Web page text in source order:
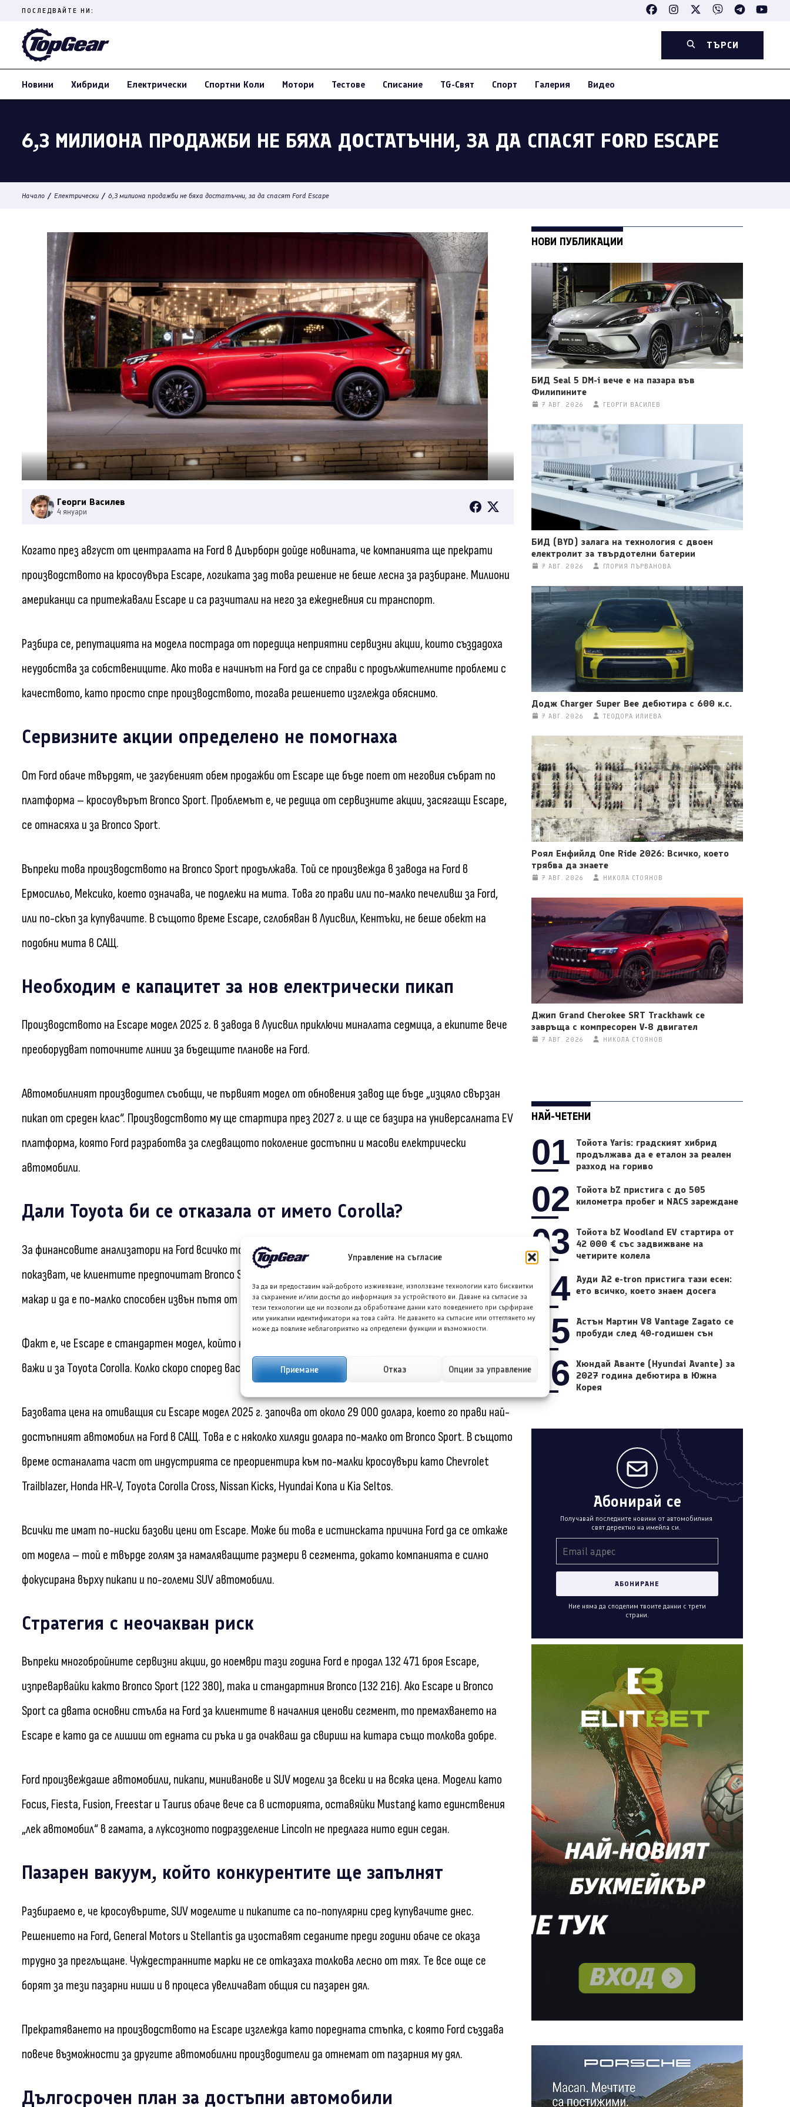
Управление на съгласие
За да ви предоставим най-доброто изживяване, използваме технологии като бисквитки
за съхранение и/или достъп до информация за устройството ви. Даване на съгласие за
тези технологии ще ни позволи да обработваме данни като поведението при сърфиране
или уникални идентификатори на това сайта. Не даването на съгласие или оттеглянето му
може да повлияе неблагоприятно на определени функции и възможности.
Приемане Отказ Опции за управление
content
(Press
ПОСЛЕДВАЙТЕ НИ:
ТЪРСИ
Новини Хибриди Електрически Спортни Коли Мотори Тестове Списание TG-Свят Спорт Галерия Видео
6,3 МИЛИОНА ПРОДАЖБИ НЕ БЯХА ДОСТАТЪЧНИ, ЗА ДА СПАСЯТ FORD ESCAPE
Начало / Електрически / 6,3 милиона продажби не бяха достатъчни, за да спасят Ford Escape
Георги Василев
4 януари
Когато през август от централата на Ford в Диърборн дойде новината, че компанията ще прекрати
производството на кросоувъра Escape, логиката зад това решение не беше лесна за разбиране. Милиони
американци са притежавали Escape и са разчитали на него за ежедневния си транспорт.
Разбира се, репутацията на модела пострада от поредица неприятни сервизни акции, които създадоха
неудобства за собствениците. Ако това е начинът на Ford да се справи с продължителните проблеми с
качеството, като просто спре производството, тогава решението изглежда обяснимо.
Сервизните акции определено не помогнаха
От Ford обаче твърдят, че загубеният обем продажби от Escape ще бъде поет от неговия събрат по
платформа – кросоувърът Bronco Sport. Проблемът е, че редица от сервизните акции, засягащи Escape,
се отнасяха и за Bronco Sport.
Въпреки това производството на Bronco Sport продължава. Той се произвежда в завода на Ford в
Ермосильо, Мексико, което означава, че подлежи на мита. Това го прави или по-малко печеливш за Ford,
или по-скъп за купувачите. В същото време Escape, сглобяван в Луисвил, Кентъки, не беше обект на
подобни мита в САЩ.
Необходим е капацитет за нов електрически пикап
Производството на Escape модел 2025 г. в завода в Луисвил приключи миналата седмица, а екипите вече
преоборудват поточните линии за бъдещите планове на Ford.
Автомобилният производител съобщи, че първият модел от обновения завод ще бъде „изцяло свързан
пикап от среден клас“. Производството му ще стартира през 2027 г. и ще се базира на универсалната EV
платформа, която Ford разработва за следващото поколение достъпни и масови електрически
автомобили.
Дали Toyota би се отказала от името Corolla?
За финансовите анализатори на Ford всичко това вероятно има смисъл. Демографските данни вероятно
показват, че клиентите предпочитат Bronco Sport, защото е по-стилен и носи наследството на Bronco,
макар и да е по-малко способен извън пътя от истинския Bronco с рама.
Факт е, че Escape е стандартен модел, който не предизвиква особени емоции в шоурума, но същото
важи и за Toyota Corolla. Колко скоро според вас Toyota би се отказала от името Corolla?
Базовата цена на отиващия си Escape модел 2025 г. започва от около 29 000 долара, което го прави най-
достъпният автомобил на Ford в САЩ. Това е с няколко хиляди долара по-малко от Bronco Sport. В същото
време останалата част от индустрията се преориентира към по-малки кросоувъри като Chevrolet
Trailblazer, Honda HR-V, Toyota Corolla Cross, Nissan Kicks, Hyundai Kona и Kia Seltos.
Всички те имат по-ниски базови цени от Escape. Може би това е истинската причина Ford да се откаже
от модела – той е твърде голям за намаляващите размери в сегмента, докато компанията е силно
фокусирана върху пикапи и по-големи SUV автомобили.
Стратегия с неочакван риск
Въпреки многобройните сервизни акции, до ноември тази година Ford е продал 132 471 броя Escape,
изпреварвайки както Bronco Sport (122 380), така и стандартния Bronco (132 216). Ако Escape и Bronco
Sport са двата основни стълба на Ford за клиентите в началния ценови сегмент, то премахването на
Escape е като да се лишиш от едната си ръка и да очакваш да свириш на китара също толкова добре.
Ford произвеждаше автомобили, пикапи, миниванове и SUV модели за всеки и на всяка цена. Модели като
Focus, Fiesta, Fusion, Freestar и Taurus обаче вече са в историята, оставяйки Mustang като единствения
„лек автомобил“ в гамата, а луксозното подразделение Lincoln не предлага нито един седан.
Пазарен вакуум, който конкурентите ще запълнят
Разбираемо е, че кросоувърите, SUV моделите и пикапите са по-популярни сред купувачите днес.
Решението на Ford, General Motors и Stellantis да изоставят седаните преди години обаче се оказа
трудно за преглъщане. Чуждестранните марки не се отказаха толкова лесно от тях. Те все още се
борят за тези пазарни ниши и в процеса увеличават общия си пазарен дял.
Прекратяването на производството на Escape изглежда като поредната стъпка, с която Ford създава
повече възможности за другите автомобилни производители да отнемат от пазарния му дял.
Дългосрочен план за достъпни автомобили
НОВИ ПУБЛИКАЦИИ
БИД Seal 5 DM-i вече е на пазара във
Филипините
7 АВГ. 2026 ГЕОРГИ ВАСИЛЕВ
БИД (BYD) залага на технология с двоен
електролит за твърдотелни батерии
7 АВГ. 2026 ГЛОРИЯ ПЪРВАНОВА
Додж Charger Super Bee дебютира с 600 к.с.
7 АВГ. 2026 ТЕОДОРА ИЛИЕВА
Роял Енфийлд One Ride 2026: Всичко, което
трябва да знаете
7 АВГ. 2026 НИКОЛА СТОЯНОВ
Джип Grand Cherokee SRT Trackhawk се
завръща с компресорен V-8 двигател
7 АВГ. 2026 НИКОЛА СТОЯНОВ
НАЙ-ЧЕТЕНИ
01
Тойота Yaris: градският хибрид
продължава да е еталон за реален
разход на гориво
02
Тойота bZ пристига с до 505
километра пробег и NACS зареждане
03
Тойота bZ Woodland EV стартира от
42 000 € със задвижване на
четирите колела
04 Ауди A2 e-tron пристига тази есен:
ето всичко, което знаем досега
05
Астън Мартин V8 Vantage Zagato се
пробуди след 40-годишен сън
06 Хюндай Аванте (Hyundai Avante) за
2027 година дебютира в Южна
Корея
Абонирай се
Получавай последните новини от автомобилния
свят деректно на имейла си.
Ние няма да споделим твоите данни с трети
страни.